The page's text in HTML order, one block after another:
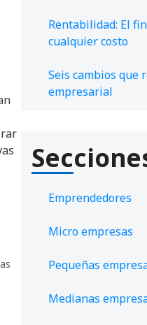
Rentabilidad: El
cualquier costo
Seis cambios que
empresarial
Emprendedores
Micro empresas
Pequeñas
Medianas